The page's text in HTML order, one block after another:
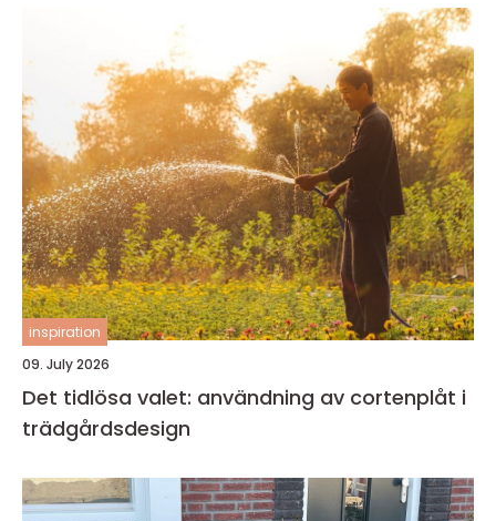
inspiration
09. July 2026
Det tidlösa valet: användning av cortenplåt i
trädgårdsdesign